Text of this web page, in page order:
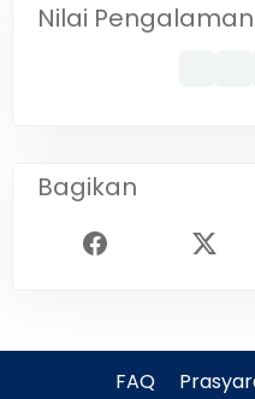
Nilai
Bagikan
FAQ